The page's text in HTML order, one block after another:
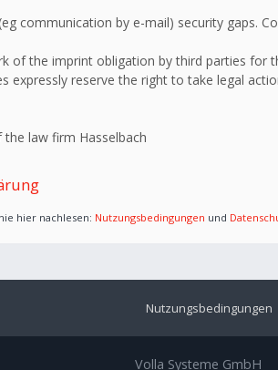
communication by e-mail) security gaps.
of the imprint obligation by third parties for
expressly reserve the right to take legal
law firm Hasselbach
hier nachlesen: Nutzungsbedingungen und
Nutzungsbedingungen
Volla Systeme GmbH